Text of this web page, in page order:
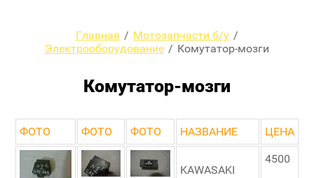
Главная / Мотозапчасти б/у /
Электрооборудование / Комутатор-мозги
Комутатор-мозги
ФОТО ФОТО ФОТО НАЗВАНИЕ ЦЕНА
KAWASAKI
4500